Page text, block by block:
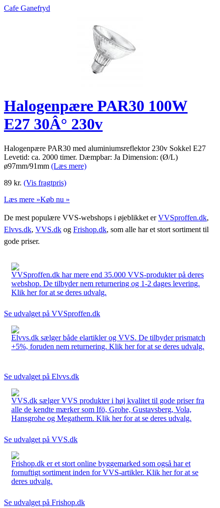
Cafe Ganefryd
Halogenpære PAR30 100W
E27 30Â° 230v
Halogenpære PAR30 med aluminiumsreflektor 230v Sokkel E27
Levetid: ca. 2000 timer. Dæmpbar: Ja Dimension: (Ø/L)
ø97mm/91mm (Læs mere)
89 kr. (Vis fragtpris)
Læs mere »Køb nu »
De mest populære VVS-webshops i øjeblikket erVVSproffen.dk,
Elvvs.dk, VVS.dk og Frishop.dk, som alle har et stort sortiment til
gode priser.
VVSproffen.dk har mere end 35.000 VVS-produkter på deres
webshop. De tilbyder nem returnering og 1-2 dages levering.
Klik her for at se deres udvalg.
Se udvalget på VVSproffen.dk
Elvvs.dk sælger både elartikler og VVS. De tilbyder prismatch
+5%, foruden nem returnering. Klik her for at se deres udvalg.
Se udvalget på Elvvs.dk
VVS.dk sælger VVS produkter i høj kvalitet til gode priser fra
alle de kendte mærker som Ifö, Grohe, Gustavsberg, Vola,
Hansgrohe og Megatherm. Klik her for at se deres udvalg.
Se udvalget på VVS.dk
Frishop.dk er et stort online byggemarked som også har et
fornuftigt sortiment inden for VVS-artikler. Klik her for at se
deres udvalg.
Se udvalget på Frishop.dk